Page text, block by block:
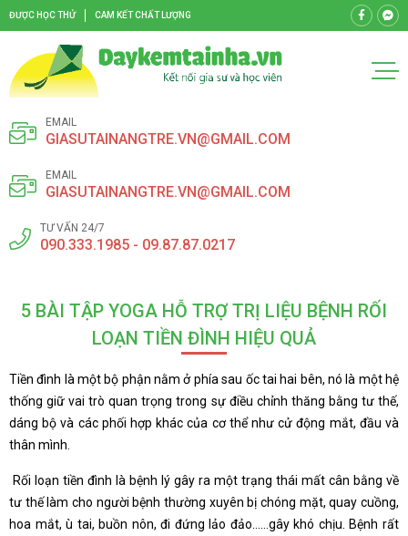
ĐƯỢC HỌC THỬ CAM KẾT CHẤT LƯỢNG
EMAIL
GIASUTAINANGTRE.VN@GMAIL.COM
EMAIL
GIASUTAINANGTRE.VN@GMAIL.COM
TƯ VẤN 24/7
090.333.1985 - 09.87.87.0217
5 BÀI TẬP YOGA HỖ TRỢ TRỊ LIỆU BỆNH RỐI
LOẠN TIỀN ĐÌNH HIỆU QUẢ
Tiền đình là một bộ phận nằm ở phía sau ốc tai hai bên, nó là một hệ
thống giữ vai trò quan trọng trong sự điều chỉnh thăng bằng tư thế,
dáng bộ và các phối hợp khác của cơ thể như cử động mắt, đầu và
thân mình.
Rối loạn tiền đình là bệnh lý gây ra một trạng thái mất cân bằng về
tư thế làm cho người bệnh thường xuyên bị chóng mặt, quay cuồng,
hoa mắt, ù tai, buồn nôn, đi đứng lảo đảo……gây khó chịu. Bệnh rất